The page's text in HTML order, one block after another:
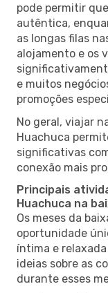
pode permitir
autêntica,
as longas filas
alojamento e os
e muitos
promoções
No geral, viajar
Huachuca
significativas
conexão mais
Principais
Huachuca na
Os meses da
oportunidade
íntima e
ideias sobre as
durante esses